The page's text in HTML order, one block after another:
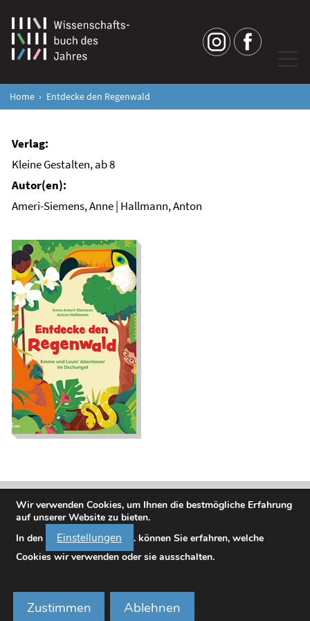
Home Entdecke den Regenwald
Entdecke den
Regenwald
Ameri-Siemens, Anne | Hallmann, Anton
Kleine Gestalten, ab 8
Wir verwenden Cookies, um Ihnen die bestmögliche Erfahrung
auf unserer Website zu bieten.
In den
Einstellungen
. können Sie erfahren, welche
Cookies wir verwenden oder sie ausschalten.
Zustimmen Ablehnen